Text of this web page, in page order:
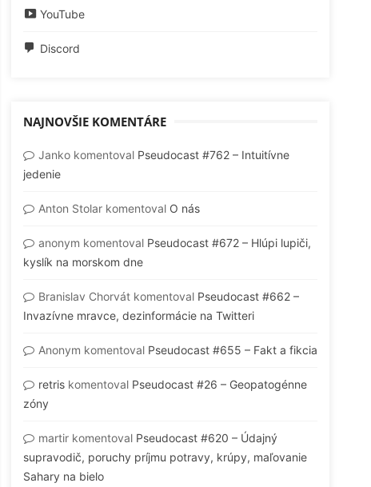
YouTube
Discord
NAJNOVŠIE KOMENTÁRE
Jankokomentoval Pseudocast #762 – Intuitívne
jedenie
Anton Stolarkomentoval O nás
anonym komentoval Pseudocast #672 – Hlúpi lupiči,
kyslík na morskom dne
Branislav Chorvátkomentoval Pseudocast #662 –
Invazívne mravce, dezinformácie na Twitteri
Anonym komentoval Pseudocast #655 – Fakt a fikcia
retriskomentoval Pseudocast #26 – Geopatogénne
zóny
martirkomentoval Pseudocast #620 – Údajný
supravodič, poruchy príjmu potravy, krúpy, maľovanie
Sahary na bielo